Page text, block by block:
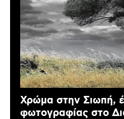
Χρώμα στην Σιωπή,
φωτογραφίας στο